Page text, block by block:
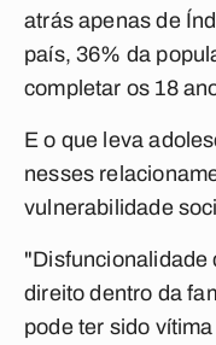
atrás apenas de
país, 36% da
completar os 18
E o que leva
nesses
vulnerabilidade
"Disfuncionalidade
direito dentro da
pode ter sido